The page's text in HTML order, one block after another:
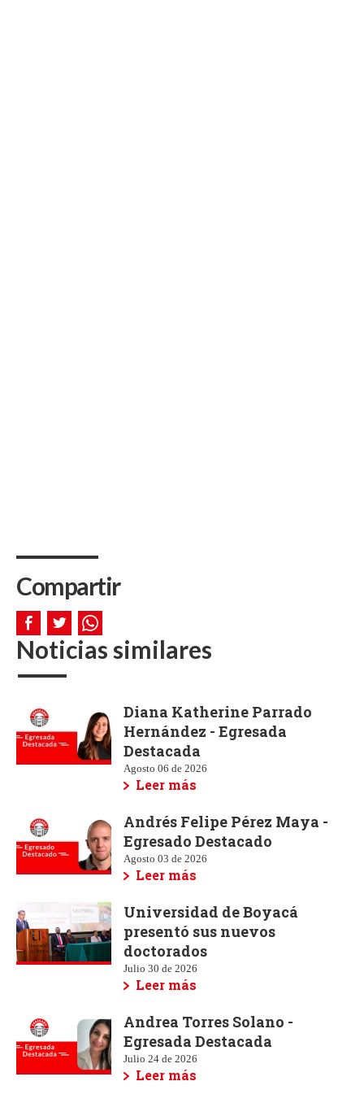
Compartir
Noticias similares
Diana Katherine Parrado
Hernández - Egresada
Destacada
Agosto 06 de 2026
Leer más
Andrés Felipe Pérez Maya -
Egresado Destacado
Agosto 03 de 2026
Leer más
Universidad de Boyacá
presentó sus nuevos
doctorados
Julio 30 de 2026
Leer más
Andrea Torres Solano -
Egresada Destacada
Julio 24 de 2026
Leer más